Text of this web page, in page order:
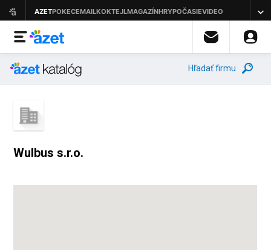
Hľadať firmu
Wulbus s.r.o.